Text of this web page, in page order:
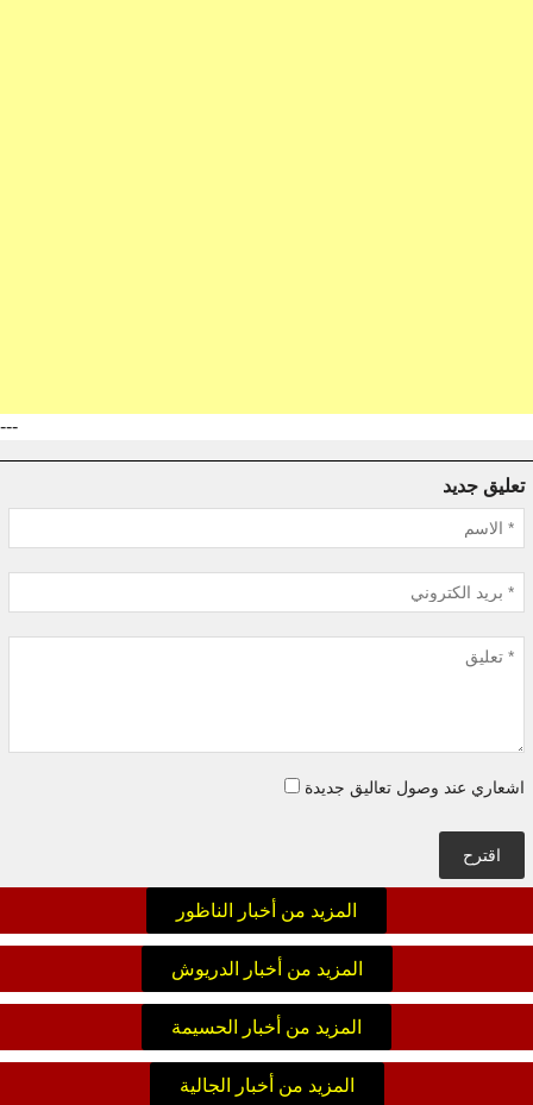
---
تعليق جديد
اشعاري عند وصول تعاليق جديدة
اقترح
المزيد من أخبار الناظور
المزيد من أخبار الدريوش
المزيد من أخبار الحسيمة
المزيد من أخبار الجالية